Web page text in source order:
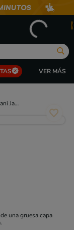
Manitoba Mani Japones - 150g
una gruesa capa